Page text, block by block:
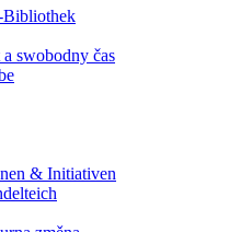
Bibliothek
swobodny čas
& Initiativen